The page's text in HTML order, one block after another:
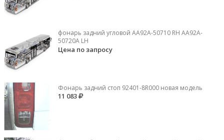
фонарь задний угловой AA92A-50710 RH AA92A-
50720A LH
Цена по запросу
Фонарь задний стоп 92401-8R000 новая модель
11 083